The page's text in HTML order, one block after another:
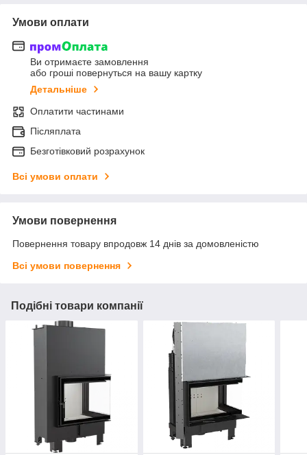
Умови оплати
Ви отримаєте замовлення
або гроші повернуться на вашу картку
Детальніше
Оплатити частинами
Післяплата
Безготівковий розрахунок
Всі умови оплати
Умови повернення
Повернення товару впродовж 14 днів за домовленістю
Всі умови повернення
Подібні товари компанії